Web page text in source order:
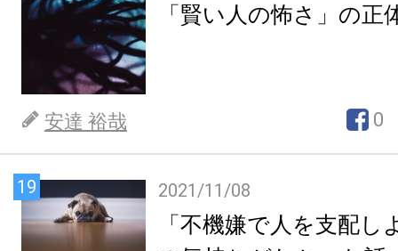
「賢い人の怖さ」の正
安達 裕哉 0
19 2021/11/08
「不機嫌で人を支配し